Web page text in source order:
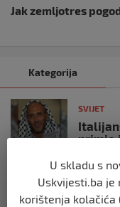
Јak zemljotres
Kategorija
SVIJET
primio
posade
prije 10
U skladu s
Uskvijesti.ba
korištenja kolačića